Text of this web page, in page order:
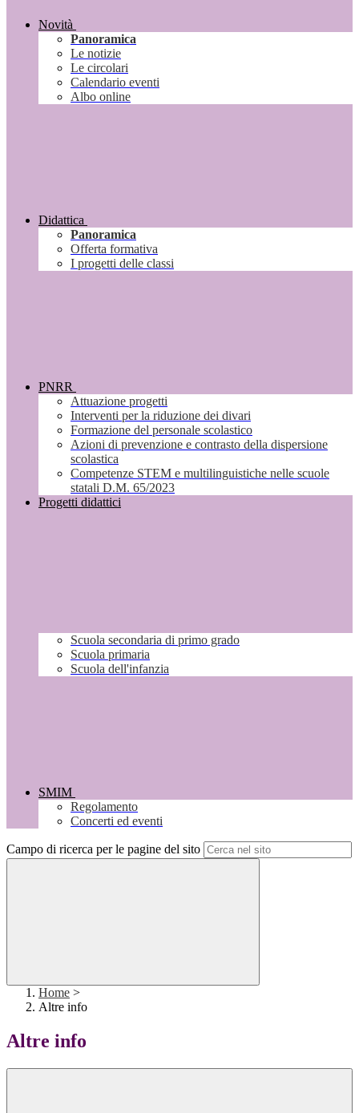
Novità
Panoramica
Le notizie
Le circolari
Calendario eventi
Albo online
Didattica
Panoramica
Offerta formativa
I progetti delle classi
PNRR
Attuazione progetti
Interventi per la riduzione dei divari
Formazione del personale scolastico
Azioni di prevenzione e contrasto della dispersione
scolastica
Competenze STEM e multilinguistiche nelle scuole
statali D.M. 65/2023
Progetti didattici
Scuola secondaria di primo grado
Scuola primaria
Scuola dell'infanzia
SMIM
Regolamento
Concerti ed eventi
Campo di ricerca per le pagine del sito
Home >
Altre info
Altre info